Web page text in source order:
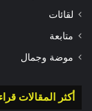
لقائات
متابعة
موضة وجمال
أكثر المقالات